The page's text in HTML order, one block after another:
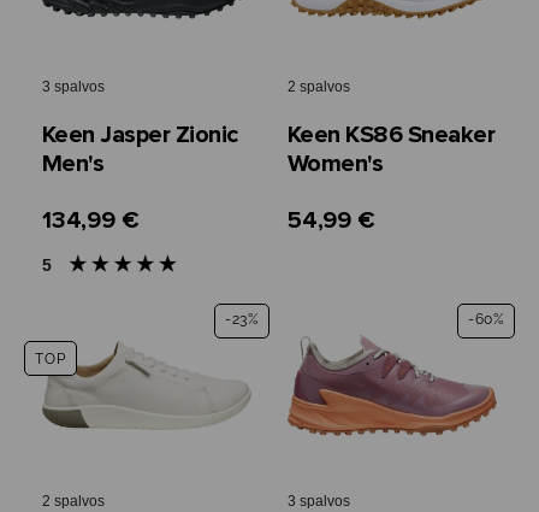
3 spalvos
Keen Jasper Zionic
Men's
134,99 €
5
2 spalvos
Keen KS86 Sneaker
Women's
54,99 €
-23%
TOP
2 spalvos
-60%
3 spalvos